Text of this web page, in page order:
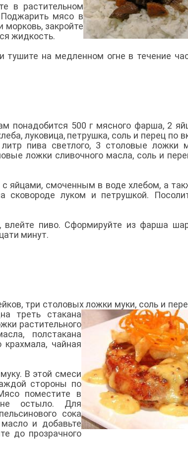
в растительном
Поджарить мясо в
морковь, закройте
жидкость.
тушите на медленном огне в течение
понадобится 500 г мясного фарша, 2
луковица, петрушка, соль и перец по
пива светлого, 3 столовые ложки
ложки сливочного масла, соль и
яйцами, смоченным в воде хлебом, а
сковороде луком и петрушкой.
влейте пиво. Сформируйте из фарша
минут.
три столовых ложки муки, соль и
треть стакана
растительного
полстакана
крахмала, чайная
В этой смеси
стороны по
поместите в
остыло. Для
сока
и добавьте
до прозрачного